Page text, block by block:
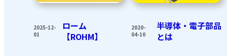
2025-12-
01
ローム
【ROHM】
2020-
04-10
半導体・電子部品
とは